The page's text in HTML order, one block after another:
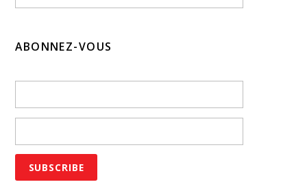
ABONNEZ-VOUS